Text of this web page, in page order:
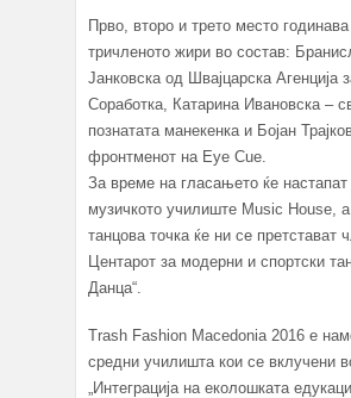
Прво, второ и трето место
тричленото жири во состав:
Јанковска од Швајцарска Агенција
Соработка, Катарина Ивановска –
познатата манекенка и Бојан
фронтменот на Eye Cue.
За време на гласањето ќе
музичкото училиште Music House, a
танцова точка ќе ни се претстават
Центарот за модерни и спортски
Данца“.
Trash Fashion Macedonia 2016 е
средни училишта кои се вклучени
„Интеграција на еколошката